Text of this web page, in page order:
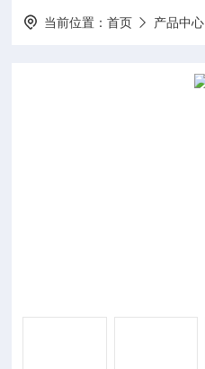
当前位置：首页 产品中心